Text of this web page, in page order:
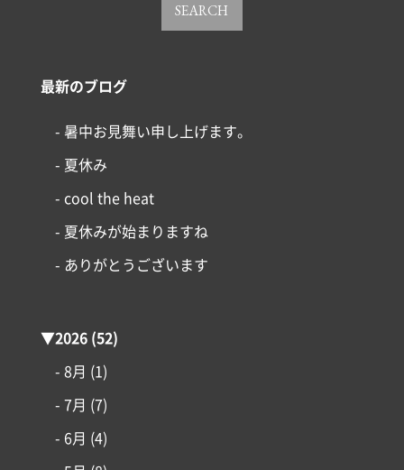
SEARCH
最新のブログ
- 暑中お見舞い申し上げます。
- 夏休み
- cool the heat
- 夏休みが始まりますね
- ありがとうございます
▼2026(52)
- 8月 (1)
- 7月 (7)
- 6月 (4)